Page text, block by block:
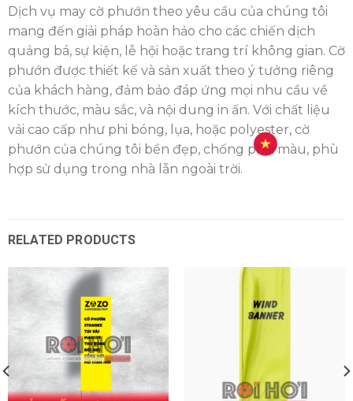
Dịch vụ may cờ phướn theo yêu cầu của chúng tôi
mang đến giải pháp hoàn hảo cho các chiến dịch
quảng bá, sự kiện, lễ hội hoặc trang trí không gian. Cờ
phướn được thiết kế và sản xuất theo ý tưởng riêng
của khách hàng, đảm bảo đáp ứng mọi nhu cầu về
kích thước, màu sắc, và nội dung in ấn. Với chất liệu
vải cao cấp như phi bóng, lụa, hoặc polyester, cờ
phướn của chúng tôi bền đẹp, chống phai màu, phù
hợp sử dụng trong nhà lẫn ngoài trời.
RELATED PRODUCTS